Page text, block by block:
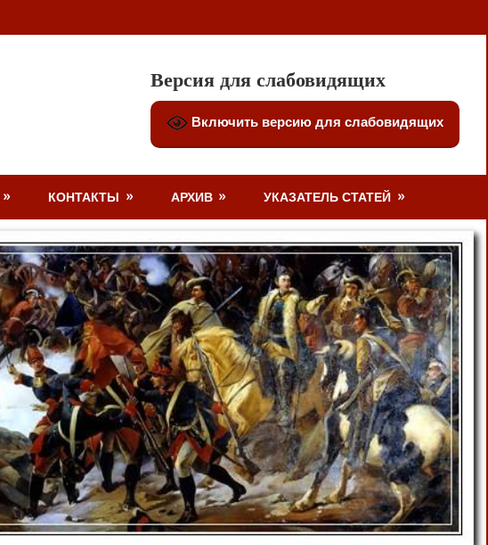
Версия для слабовидящих
Включить версию для слабовидящих
КОНТАКТЫ АРХИВ УКАЗАТЕЛЬ СТАТЕЙ